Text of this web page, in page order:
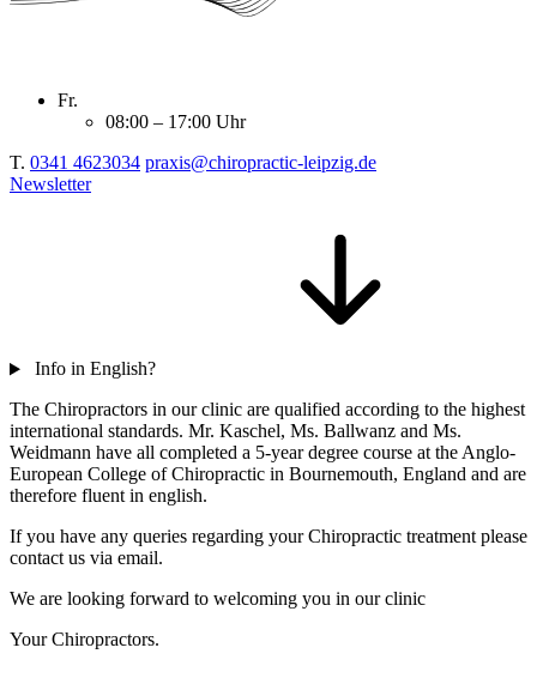
Fr.
08:00 – 17:00 Uhr
T. 0341 4623034 praxis@chiropractic-leipzig.de
Newsletter
Info in English?
The Chiropractors in our clinic are qualified according to the highest
international standards. Mr. Kaschel, Ms. Ballwanz and Ms.
Weidmann have all completed a 5-year degree course at the Anglo-
European College of Chiropractic in Bournemouth, England and are
therefore fluent in english.
If you have any queries regarding your Chiropractic treatment please
contact us via email.
We are looking forward to welcoming you in our clinic
Your Chiropractors.